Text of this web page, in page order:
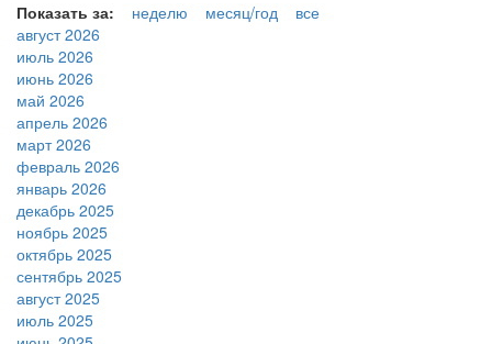
Показать за: неделю месяц/год
все
август 2026
июль 2026
июнь 2026
май 2026
апрель 2026
март 2026
февраль 2026
январь 2026
декабрь 2025
ноябрь 2025
октябрь 2025
сентябрь 2025
август 2025
июль 2025